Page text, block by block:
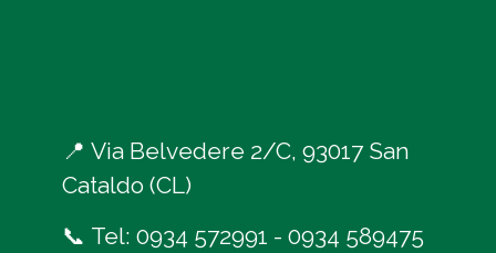
📍 Via Belvedere 2/C, 93017 San
Cataldo (CL)
📞 Tel: 0934 572991 - 0934 589475